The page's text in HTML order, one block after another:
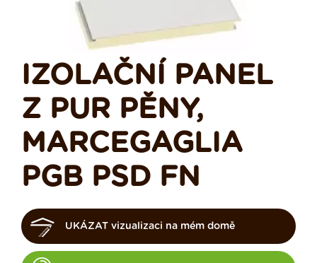
IZOLAČNÍ PANEL
Z PUR PĚNY,
MARCEGAGLIA
PGB PSD FN
UKÁZAT vizualizaci na mém domě